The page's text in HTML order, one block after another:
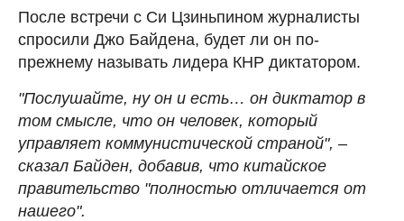
После встречи с Си Цзиньпином журналисты
спросили Джо Байдена, будет ли он по-
прежнему называть лидера КНР диктатором.
"Послушайте, ну он и есть… он диктатор в
том смысле, что он человек, который
управляет коммунистической страной", –
сказал Байден, добавив, что китайское
правительство "полностью отличается от
нашего".